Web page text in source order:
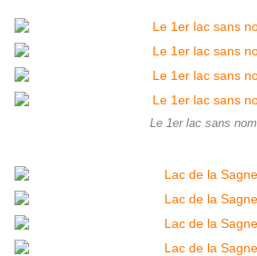
Le 1er lac sans nom